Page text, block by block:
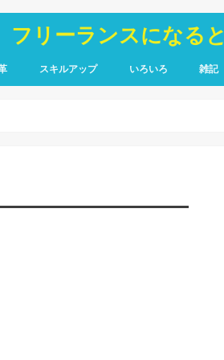
フリーランスになる
スキルアップ いろいろ 雑記